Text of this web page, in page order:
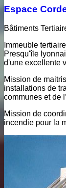
Espace
Bâtiments
Immeuble
Presqu'île
d'une excellente
Mission de
installations de
communes et de
Mission de
incendie pour la